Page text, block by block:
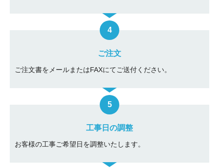
ご注文
ご注文書をメールまたはFAXにてご送付ください。
工事日の調整
お客様の工事ご希望日を調整いたします。